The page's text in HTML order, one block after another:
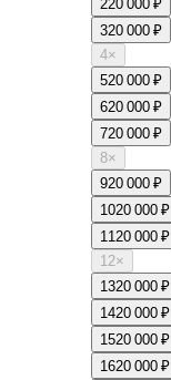
220 000 ₽
320 000 ₽
4×
520 000 ₽
620 000 ₽
720 000 ₽
8×
920 000 ₽
1020 000 ₽
1120 000 ₽
12×
1320 000 ₽
1420 000 ₽
1520 000 ₽
1620 000 ₽